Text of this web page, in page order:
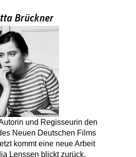
Brückner
und Regisseurin den
Neuen Deutschen Films
kommt eine neue Arbeit
Lenssen blickt zurück.